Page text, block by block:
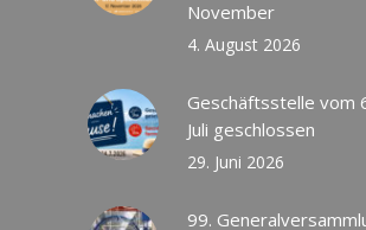
November
4. August 2026
Geschäftsstelle vom
Juli geschlossen
29. Juni 2026
99.